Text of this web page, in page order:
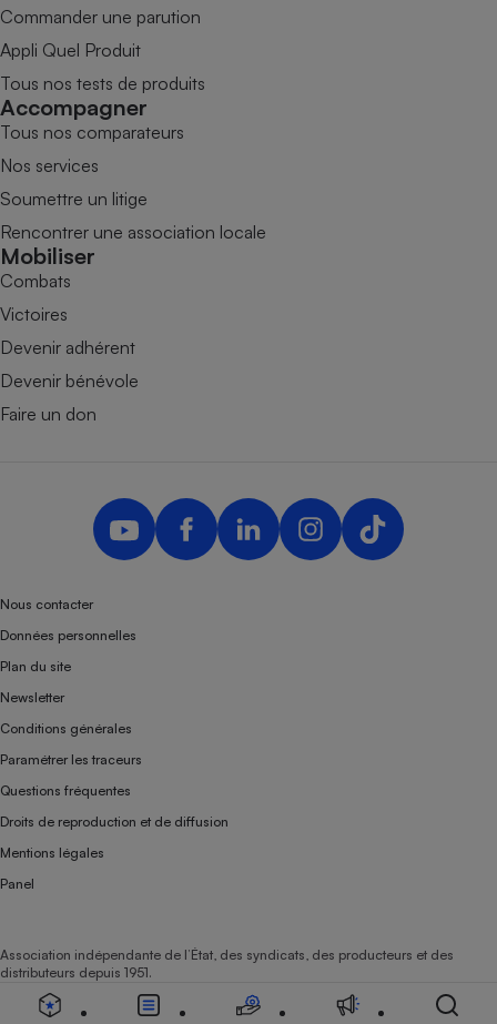
Commander une parution
Appli Quel Produit
Tous nos tests de produits
Accompagner
Tous nos comparateurs
Nos services
Soumettre un litige
Rencontrer une association locale
Mobiliser
Combats
Victoires
Devenir adhérent
Devenir bénévole
Faire un don
Nous contacter
Données personnelles
Plan du site
Newsletter
Conditions générales
Paramétrer les traceurs
Questions fréquentes
Droits de reproduction et de diffusion
Mentions légales
Panel
Association indépendante de l’État, des syndicats, des producteurs et des
distributeurs depuis 1951.